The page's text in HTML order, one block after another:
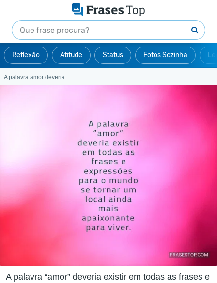
Reflexão Atitude Status Fotos Sozinha
A palavra amor deveria...
A palavra “amor” deveria existir em todas as frases e